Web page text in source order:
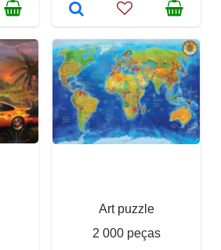
Art puzzle
2 000 peças